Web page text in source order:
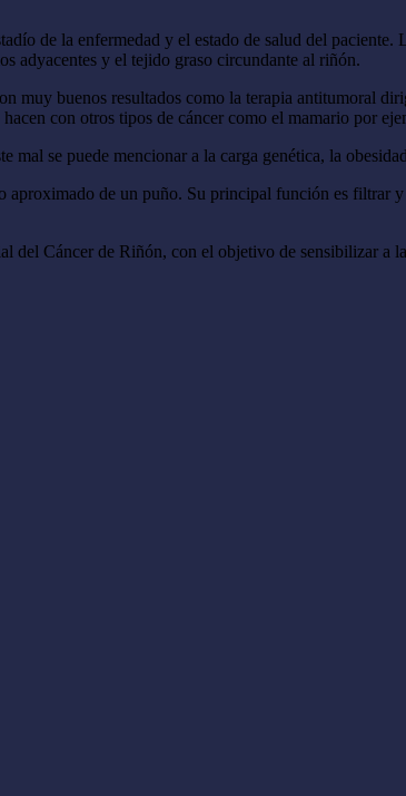
de la enfermedad y el estado de salud del
adyacentes y el tejido graso circundante al riñón.
muy buenos resultados como la terapia antitumoral
con otros tipos de cáncer como el mamario por
mal se puede mencionar a la carga genética, la
aproximado de un puño. Su principal función es filtrar
del Cáncer de Riñón, con el objetivo de sensibilizar a